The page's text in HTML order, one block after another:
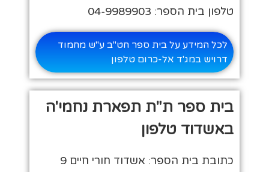
טלפון בית הספר: 04-9989903
לכל המידע על בית ספר חט"ב ע"ש מחמוד
דרויש במג'ד אל-כרום טלפון
בית ספר ת"ת תפארת נחמי'ה
באשדוד טלפון
כתובת בית הספר: אשדוד חורי חיים 9